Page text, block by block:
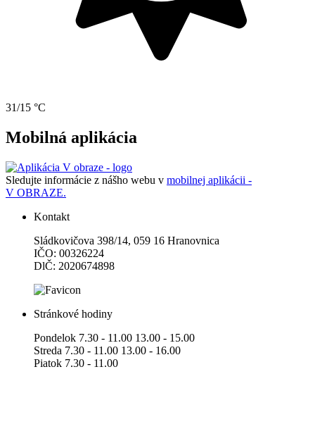
31/15 °C
Mobilná aplikácia
Sledujte informácie z nášho webu v mobilnej aplikácii -
V OBRAZE.
Kontakt
Sládkovičova 398/14, 059 16 Hranovnica
IČO: 00326224
DlČ: 2020674898
Stránkové hodiny
Pondelok 7.30 - 11.00 13.00 - 15.00
Streda 7.30 - 11.00 13.00 - 16.00
Piatok 7.30 - 11.00